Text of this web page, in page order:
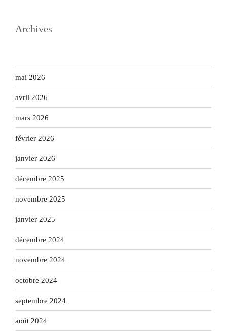
Archives
mai 2026
avril 2026
mars 2026
février 2026
janvier 2026
décembre 2025
novembre 2025
janvier 2025
décembre 2024
novembre 2024
octobre 2024
septembre 2024
août 2024